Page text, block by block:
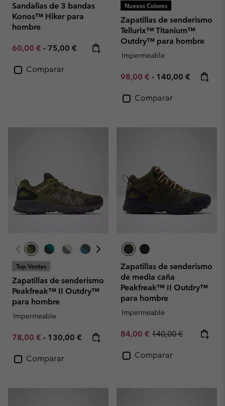
Sandalias de 3 bandas
Konos™ Hiker para
hombre
Minimum sale price:
60,00 € - Maximum price:
75,00 €
Comparar
Nuevos Colores
Zapatillas de senderismo
Tellurix™ Titanium™
Outdry™ para hombre
Impermeable
Minimum sale price:
98,00 € - Maximum price:
140,00 €
Comparar
Top Ventas
Zapatillas de senderismo
Peakfreak™ II Outdry™
para hombre
Impermeable
Minimum sale price:
78,00 € - Maximum price:
130,00 €
Comparar
Zapatillas de senderismo
de media caña
Peakfreak™ II Outdry™
para hombre
Impermeable
Sale price:
84,00 € Regular price:
140,00 €
Comparar